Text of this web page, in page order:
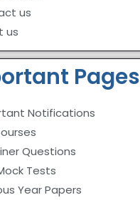
us
us
Pages
Notifications
Questions
Tests
Year Papers